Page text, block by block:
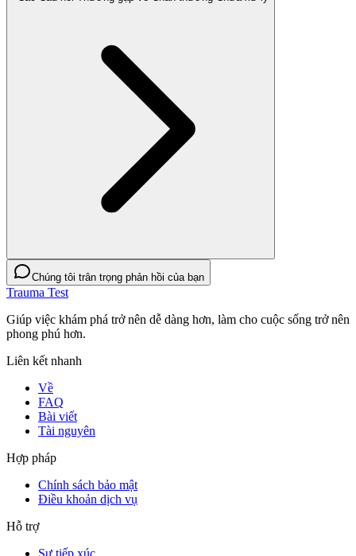
Chúng tôi trân trọng phản hồi của bạn
Trauma Test
Giúp việc khám phá trở nên dễ dàng hơn, làm cho cuộc sống trở nên
phong phú hơn.
Liên kết nhanh
Về
FAQ
Bài viết
Tài nguyên
Hợp pháp
Chính sách bảo mật
Điều khoản dịch vụ
Hỗ trợ